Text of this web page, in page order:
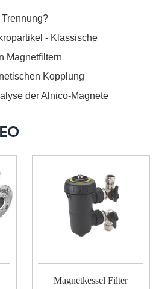
- Klassische
Magnetfiltern
Kopplung
der Alnico-Magnete
Magnetkessel Filter